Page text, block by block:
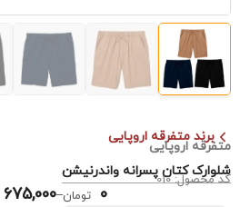
برند متفرقه اروپایی
متفرقه اروپایی
شلوارک کتان پسرانه واندرنیشن
کد محصول: 010
0 تومان–
675,000